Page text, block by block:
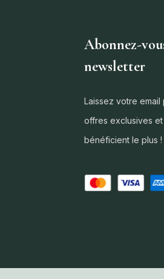
Abonnez-
newsletter
Laissez votre
offres exclusives
bénéficient le plus !